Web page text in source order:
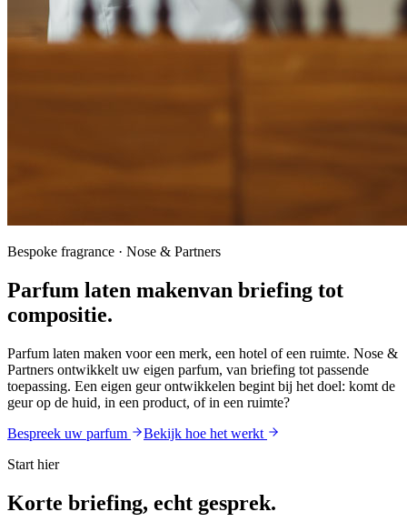
Bespoke fragrance · Nose & Partners
Parfum laten makenvan briefing tot
compositie.
Parfum laten maken voor een merk, een hotel of een ruimte. Nose &
Partners ontwikkelt uw eigen parfum, van briefing tot passende
toepassing. Een eigen geur ontwikkelen begint bij het doel: komt de
geur op de huid, in een product, of in een ruimte?
Bespreek uw parfum
Bekijk hoe het werkt
Start hier
Korte briefing, echt gesprek.